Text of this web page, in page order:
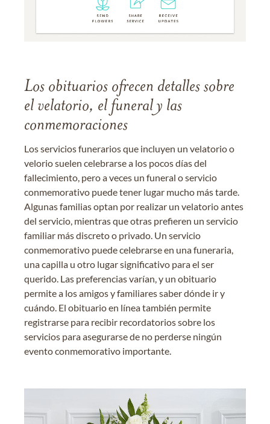
Los obituarios ofrecen detalles sobre
el velatorio, el funeral y las
conmemoraciones
Los servicios funerarios que incluyen un velatorio o
velorio suelen celebrarse a los pocos días del
fallecimiento, pero a veces un funeral o servicio
conmemorativo puede tener lugar mucho más tarde.
Algunas familias optan por realizar un velatorio antes
del servicio, mientras que otras prefieren un servicio
familiar más discreto o privado. Un servicio
conmemorativo puede celebrarse en una funeraria,
una capilla u otro lugar significativo para el ser
querido. Las preferencias varían, y un obituario
permite a los amigos y familiares saber dónde ir y
cuándo. El obituario en línea también permite
registrarse para recibir recordatorios sobre los
servicios para asegurarse de no perderse ningún
evento conmemorativo importante.